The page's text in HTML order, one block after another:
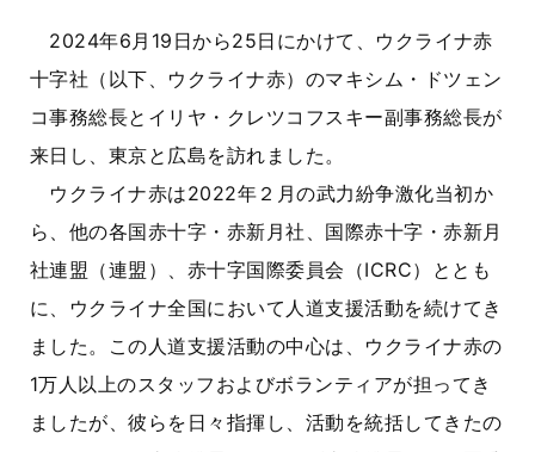
2024年6月19日から25日にかけて、ウクライナ赤
十字社（以下、ウクライナ赤）のマキシム・ドツェン
コ事務総長とイリヤ・クレツコフスキー副事務総長が
来日し、東京と広島を訪れました。
ウクライナ赤は2022年２月の武力紛争激化当初か
ら、他の各国赤十字・赤新月社、国際赤十字・赤新月
社連盟（連盟）、赤十字国際委員会（ICRC）ととも
に、ウクライナ全国において人道支援活動を続けてき
ました。この人道支援活動の中心は、ウクライナ赤の
1万人以上のスタッフおよびボランティアが担ってき
ましたが、彼らを日々指揮し、活動を統括してきたの